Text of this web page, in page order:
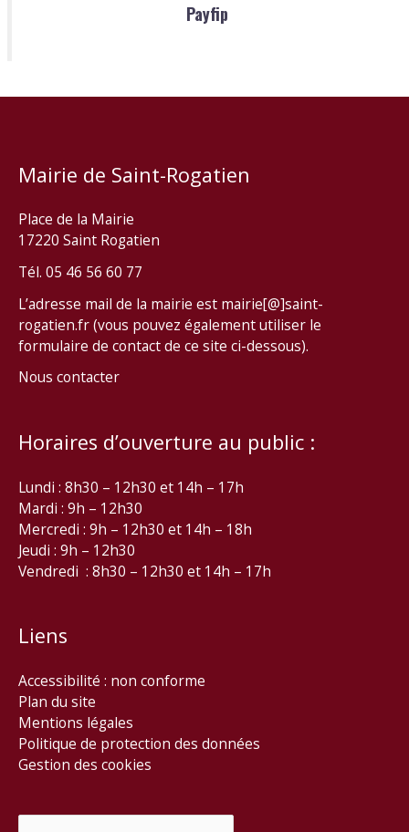
Payfip
Mairie de Saint-Rogatien
Place de la Mairie
17220 Saint Rogatien
Tél. 05 46 56 60 77
L’adresse mail de la mairie est mairie[@]saint-
rogatien.fr (vous pouvez également utiliser le
formulaire de contact de ce site ci-dessous).
Nous contacter
Horaires d’ouverture au public :
Lundi : 8h30 – 12h30 et 14h – 17h
Mardi : 9h – 12h30
Mercredi : 9h – 12h30 et 14h – 18h
Jeudi : 9h – 12h30
Vendredi : 8h30 – 12h30 et 14h – 17h
Liens
Accessibilité : non conforme
Plan du site
Mentions légales
Politique de protection des données
Gestion des cookies